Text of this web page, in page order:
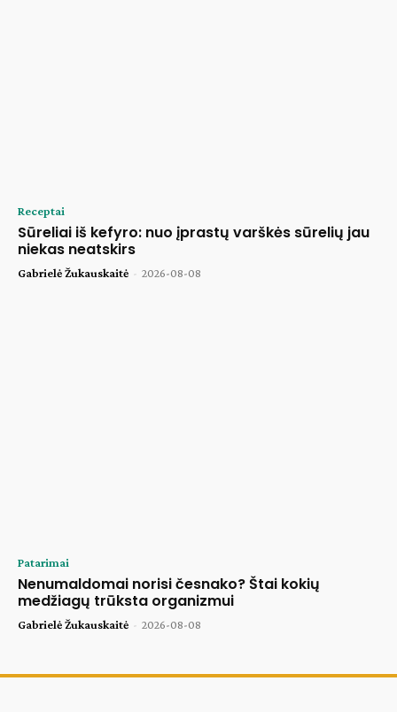
Receptai
Sūreliai iš kefyro: nuo įprastų varškės sūrelių jau
niekas neatskirs
Gabrielė Žukauskaitė - 2026-08-08
Patarimai
Nenumaldomai norisi česnako? Štai kokių
medžiagų trūksta organizmui
Gabrielė Žukauskaitė - 2026-08-08